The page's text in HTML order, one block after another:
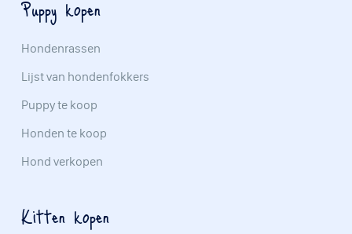
Puppy kopen
Hondenrassen
Lijst van hondenfokkers
Puppy te koop
Honden te koop
Hond verkopen
Kitten kopen